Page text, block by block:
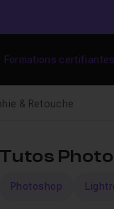
Formations certifiantes
& Retouche
Tutos
Photoshop